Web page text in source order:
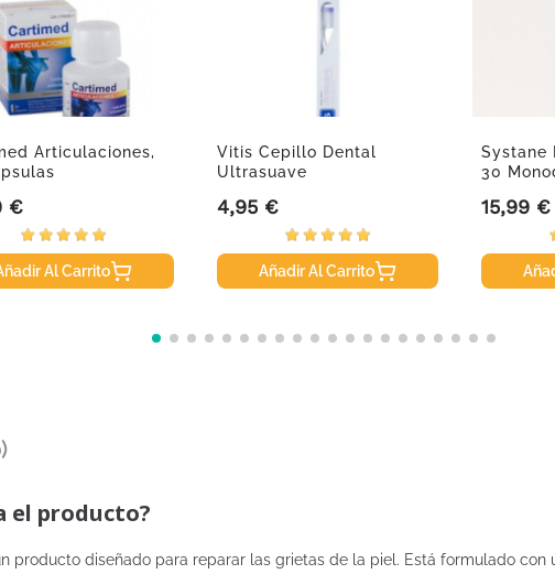
Articulaciones,
€
Al Carrito
Vitis Cepillo Dental
Ultrasuave
Precio
4,95 €
Añadir Al Carrito
Systane
30
Precio
15,99 €
el producto?
producto diseñado para reparar las grietas de la piel. Está formulado